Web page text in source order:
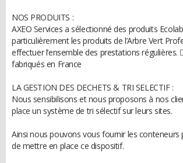
NOS PRODUITS :
AXEO Services a sélectionné des produits
particulièrement les produits de l’Arbre Vert
effectuer l’ensemble des prestations régulières.
fabriqués en France
LA GESTION DES DECHETS & TRI SELECTIF :
Nous sensibilisons et nous proposons à nos
place un système de tri sélectif sur leurs sites.
Ainsi nous pouvons vous fournir les conteneurs
de mettre en place ce dispositif.